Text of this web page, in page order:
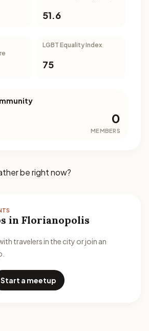
51.6
LGBT Equality Index
75
0
MEMBERS
be right now?
in Florianopolis
travelers in the city or join an
Start a meetup